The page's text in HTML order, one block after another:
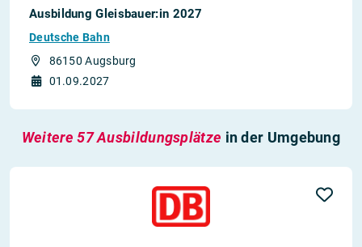
Ausbildung Gleisbauer:in 2027
Deutsche Bahn
86150 Augsburg
01.09.2027
Weitere 57 Ausbildungsplätze in der Umgebung